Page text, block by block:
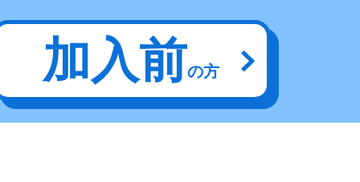
加入前の方